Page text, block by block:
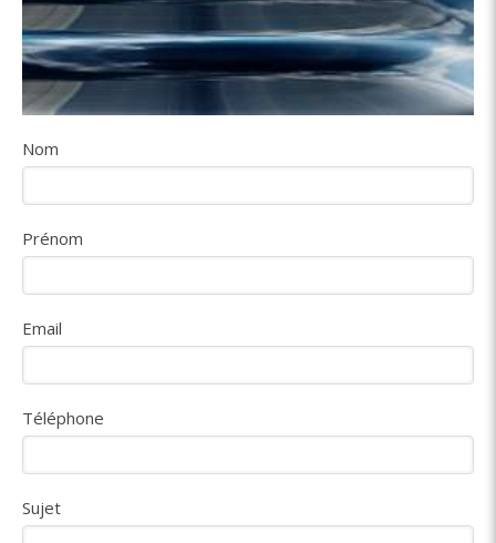
Nom
Prénom
Email
Téléphone
Sujet